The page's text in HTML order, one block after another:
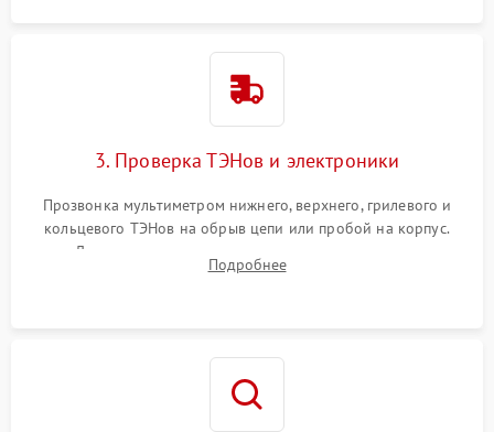
3. Проверка ТЭНов и электроники
Прозвонка мультиметром нижнего, верхнего, грилевого и
кольцевого ТЭНов на обрыв цепи или пробой на корпус.
Диагностика термостата, датчиков температуры,
переключателя режимов и мотора конвекции.
Подробнее